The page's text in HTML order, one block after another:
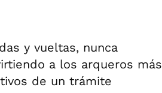
y vueltas, nunca
a los arqueros más
de un trámite